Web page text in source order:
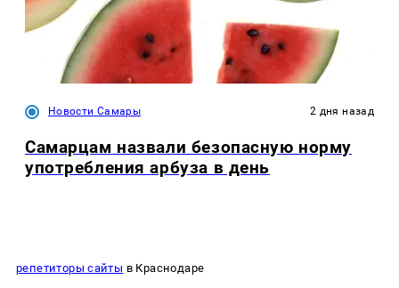
Новости Самары 2 дня назад
Самарцам назвали безопасную норму
употребления арбуза в день
репетиторы сайты в Краснодаре